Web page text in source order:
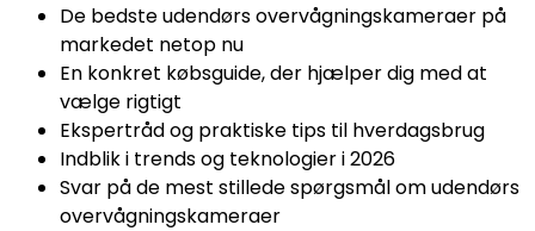
De bedste udendørs overvågningskameraer på
markedet netop nu
En konkret købsguide, der hjælper dig med at
vælge rigtigt
Ekspertråd og praktiske tips til hverdagsbrug
Indblik i trends og teknologier i 2026
Svar på de mest stillede spørgsmål om udendørs
overvågningskameraer